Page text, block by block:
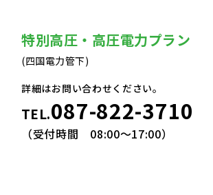
特別高圧・高圧電力プラン
(四国電力管下)
詳細はお問い合わせください。
TEL.087-822-3710
（受付時間 08:00〜17:00）